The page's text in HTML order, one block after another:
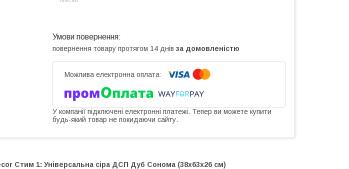
повернення товару протягом 14 днів за домовленістю
У компанії підключені електронні платежі. Тепер ви можете купити
будь-який товар не покидаючи сайту.
Стим 1: Універсальна сіра ДСП Дуб Сонома (38x63x26 см)